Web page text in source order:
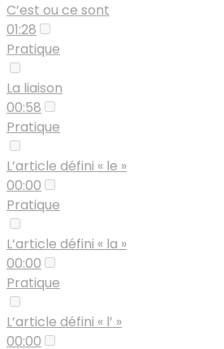
C’est ou ce sont
01:28
Pratique
La liaison
00:58
Pratique
L’article défini « le »
00:00
Pratique
L’article défini « la »
00:00
Pratique
L’article défini « l’ »
00:00